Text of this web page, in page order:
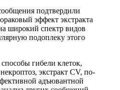
подтвердили
эффект экстракта
широкий спектр видов
подоплеку этого
гибели клеток,
экстракт CV, по-
адъювантной